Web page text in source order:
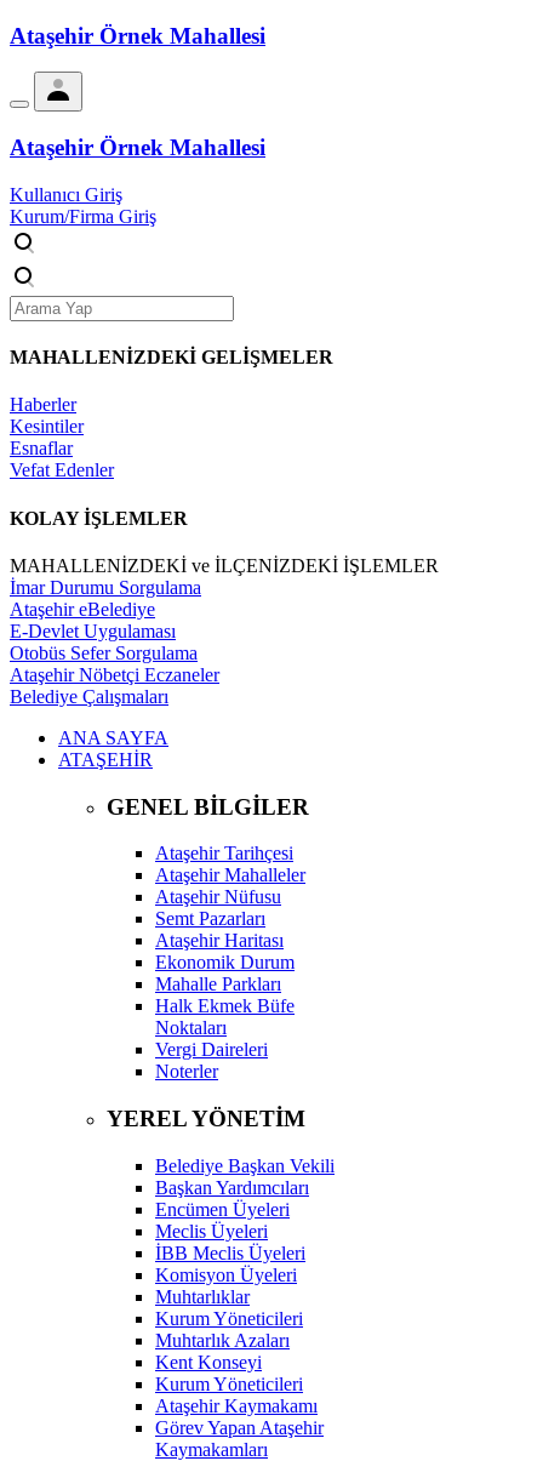
Ataşehir Örnek Mahallesi
Ataşehir Örnek Mahallesi
Kullanıcı Giriş
Kurum/Firma Giriş
MAHALLENİZDEKİ GELİŞMELER
Haberler
Kesintiler
Esnaflar
Vefat Edenler
KOLAY İŞLEMLER
MAHALLENİZDEKİ ve İLÇENİZDEKİ İŞLEMLER
İmar Durumu Sorgulama
Ataşehir eBelediye
E-Devlet Uygulaması
Otobüs Sefer Sorgulama
Ataşehir Nöbetçi Eczaneler
Belediye Çalışmaları
ANA SAYFA
ATAŞEHİR
GENEL BİLGİLER
Ataşehir Tarihçesi
Ataşehir Mahalleler
Ataşehir Nüfusu
Semt Pazarları
Ataşehir Haritası
Ekonomik Durum
Mahalle Parkları
Halk Ekmek Büfe
Noktaları
Vergi Daireleri
Noterler
YEREL YÖNETİM
Belediye Başkan Vekili
Başkan Yardımcıları
Encümen Üyeleri
Meclis Üyeleri
İBB Meclis Üyeleri
Komisyon Üyeleri
Muhtarlıklar
Kurum Yöneticileri
Muhtarlık Azaları
Kent Konseyi
Kurum Yöneticileri
Ataşehir Kaymakamı
Görev Yapan Ataşehir
Kaymakamları